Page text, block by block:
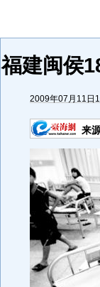
福建闽侯
2009年07月11日
来